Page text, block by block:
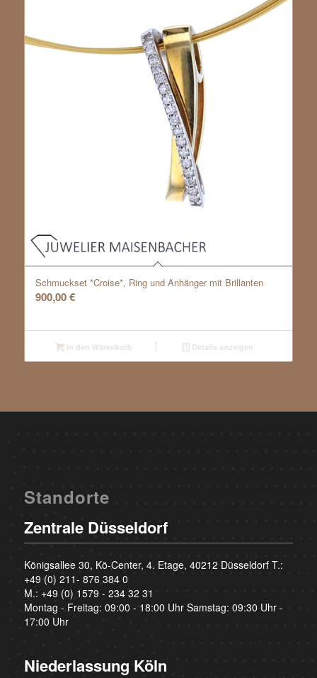
Schmuckset *Croise*, Ring und Anhänger mit Brillanten
900,00€
In den Warenkorb Details anzeigen
Standorte
Zentrale Düsseldorf
Königsallee 30, Kö-Center, 4. Etage, 40212 Düsseldorf T.:
+49 (0) 211- 876 384 0
M.: +49 (0) 1579 - 234 32 31
Montag - Freitag: 09:00 - 18:00 Uhr Samstag: 09:30 Uhr -
17:00 Uhr
Niederlassung Köln